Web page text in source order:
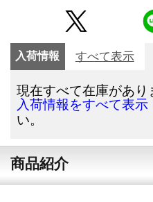
入荷情報 すべて表示
現在すべて在庫があり
入荷情報をすべて表示
い。
商品紹介